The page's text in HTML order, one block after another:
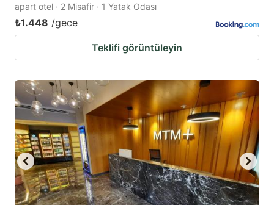
apart otel · 2 Misafir · 1 Yatak Odası
₺1.448 /gece
Teklifi görüntüleyin